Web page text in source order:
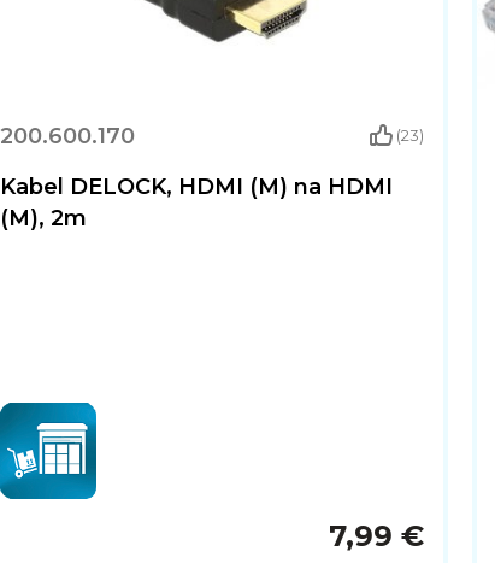
200.600.170 (23)
Kabel DELOCK, HDMI (M) na HDMI
(M), 2m
7,99 €